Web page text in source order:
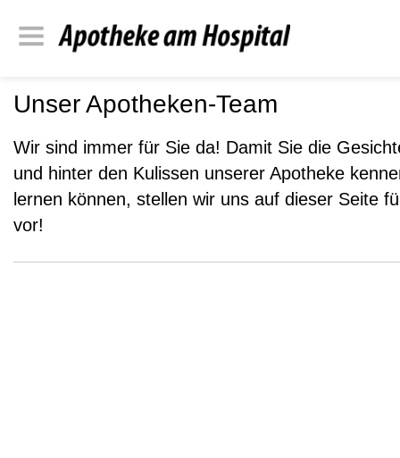
Unser Apotheken-Team
Wir sind immer für Sie da! Damit Sie die
und hinter den Kulissen unserer Apotheke
lernen können, stellen wir uns auf dieser Seite
vor!